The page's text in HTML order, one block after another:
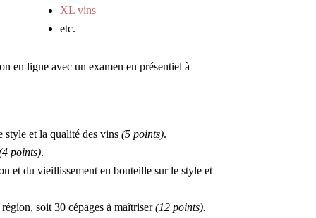
XL vins
etc.
en ligne avec un examen en présentiel à
style et la qualité des vins(5 points).
points).
et du vieillissement en bouteille sur le style et
soit 30 cépages à maîtriser(12 points).